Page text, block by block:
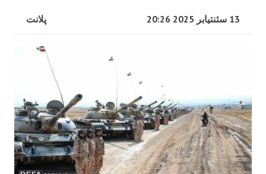
پلانت 13 سئنتیابر 2025 20:26